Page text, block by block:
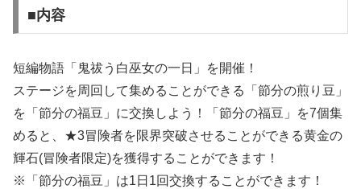
■内容
短編物語「鬼祓う白巫女の一日」を開催！
ステージを周回して集めることができる「節分の煎り豆」
を「節分の福豆」に交換しよう！「節分の福豆」を7個集
めると、★3冒険者を限界突破させることができる黄金の
輝石(冒険者限定)を獲得することができます！
※「節分の福豆」は1日1回交換することができます！